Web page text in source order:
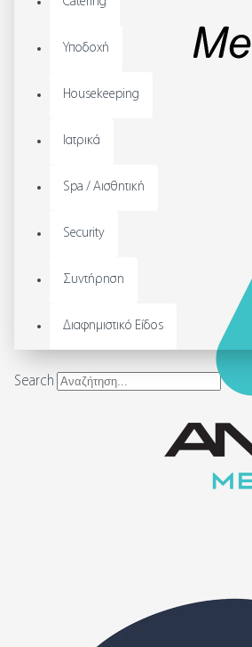
Υποδοχή
Housekeeping
Ιατρικά
Spa / Αισθητική
Security
Συντήρηση
Διαφημιστικό Είδος
Search